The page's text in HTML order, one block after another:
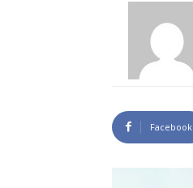
Facebook